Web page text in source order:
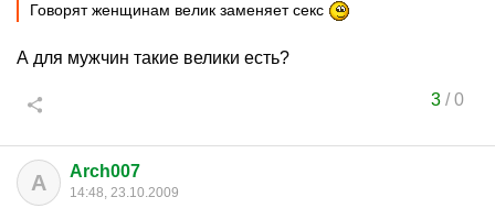
Говорят женщинам велик заменяет секс
А для мужчин такие велики есть?
3/0
A Arch007
14:48, 23.10.2009